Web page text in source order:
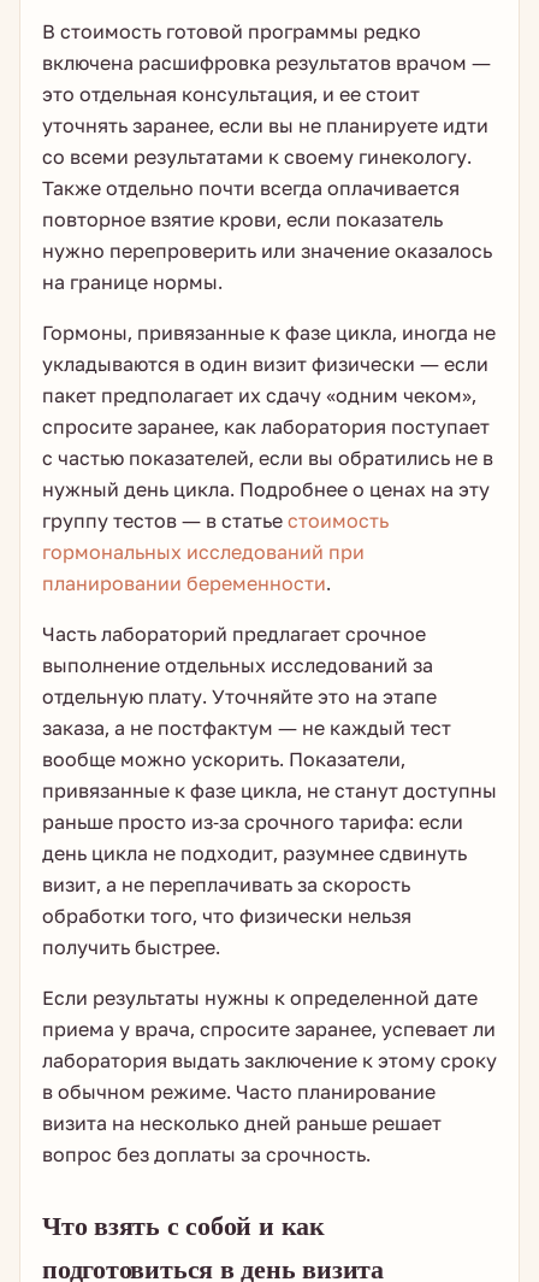
В стоимость готовой программы редко
включена расшифровка результатов врачом —
это отдельная консультация, и ее стоит
уточнять заранее, если вы не планируете идти
со всеми результатами к своему гинекологу.
Также отдельно почти всегда оплачивается
повторное взятие крови, если показатель
нужно перепроверить или значение оказалось
на границе нормы.
Гормоны, привязанные к фазе цикла, иногда не
укладываются в один визит физически — если
пакет предполагает их сдачу «одним чеком»,
спросите заранее, как лаборатория поступает
с частью показателей, если вы обратились не в
нужный день цикла. Подробнее о ценах на эту
группу тестов — в статьестоимость
гормональных исследований при
планировании беременности.
Часть лабораторий предлагает срочное
выполнение отдельных исследований за
отдельную плату. Уточняйте это на этапе
заказа, а не постфактум — не каждый тест
вообще можно ускорить. Показатели,
привязанные к фазе цикла, не станут доступны
раньше просто из-за срочного тарифа: если
день цикла не подходит, разумнее сдвинуть
визит, а не переплачивать за скорость
обработки того, что физически нельзя
получить быстрее.
Если результаты нужны к определенной дате
приема у врача, спросите заранее, успевает ли
лаборатория выдать заключение к этому сроку
в обычном режиме. Часто планирование
визита на несколько дней раньше решает
вопрос без доплаты за срочность.
Что взять с собой и как
подготовиться в день визита